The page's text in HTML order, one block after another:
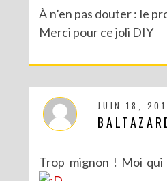
À n’en pas douter : le
Merci pour ce joli DIY
JUIN 18,
Trop mignon ! Moi qui